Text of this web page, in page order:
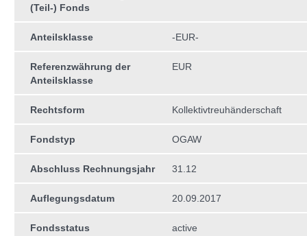
(Teil-) Fonds
Anteilsklasse -EUR-
Referenzwährung der
Anteilsklasse
EUR
Rechtsform Kollektivtreuhän­derschaft
Fondstyp OGAW
Abschluss Rechnungsjahr 31.12
Auflegungsdatum 20.09.2017
Fondsstatus active